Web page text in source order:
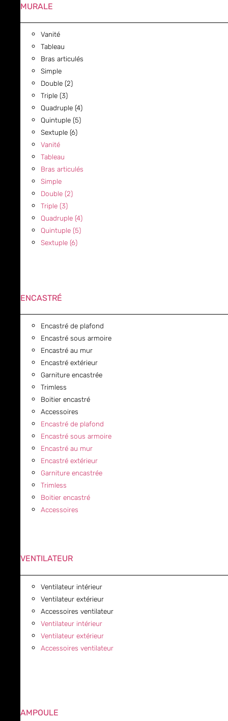
MURALE
Vanité
Tableau
Bras articulés
Simple
Double (2)
Triple (3)
Quadruple (4)
Quintuple (5)
Sextuple (6)
Vanité
Tableau
Bras articulés
Simple
Double (2)
Triple (3)
Quadruple (4)
Quintuple (5)
Sextuple (6)
ENCASTRÉ
Encastré de plafond
Encastré sous armoire
Encastré au mur
Encastré extérieur
Garniture encastrée
Trimless
Boitier encastré
Accessoires
Encastré de plafond
Encastré sous armoire
Encastré au mur
Encastré extérieur
Garniture encastrée
Trimless
Boitier encastré
Accessoires
VENTILATEUR
Ventilateur intérieur
Ventilateur extérieur
Accessoires ventilateur
Ventilateur intérieur
Ventilateur extérieur
Accessoires ventilateur
AMPOULE